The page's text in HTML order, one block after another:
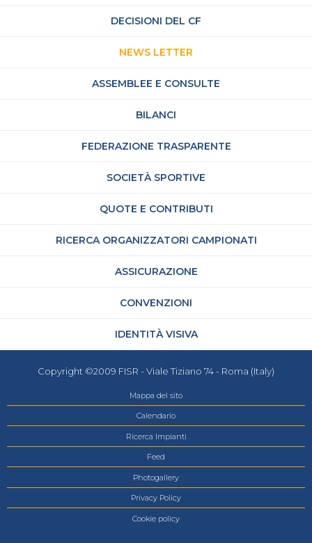
DECISIONI DEL CF
NEWS LETTER
ASSEMBLEE E CONSULTE
BILANCI
FEDERAZIONE TRASPARENTE
SOCIETÀ SPORTIVE
QUOTE E CONTRIBUTI
RICERCA ORGANIZZATORI CAMPIONATI
ASSICURAZIONE
CONVENZIONI
IDENTITÀ VISIVA
Copyright ©2009 FISR - Viale Tiziano 74 - Roma (Italy)
Mappa del sito
Calendario
Ricerca Impianti
Feed
Photogallery
Privacy Policy
Cookie policy